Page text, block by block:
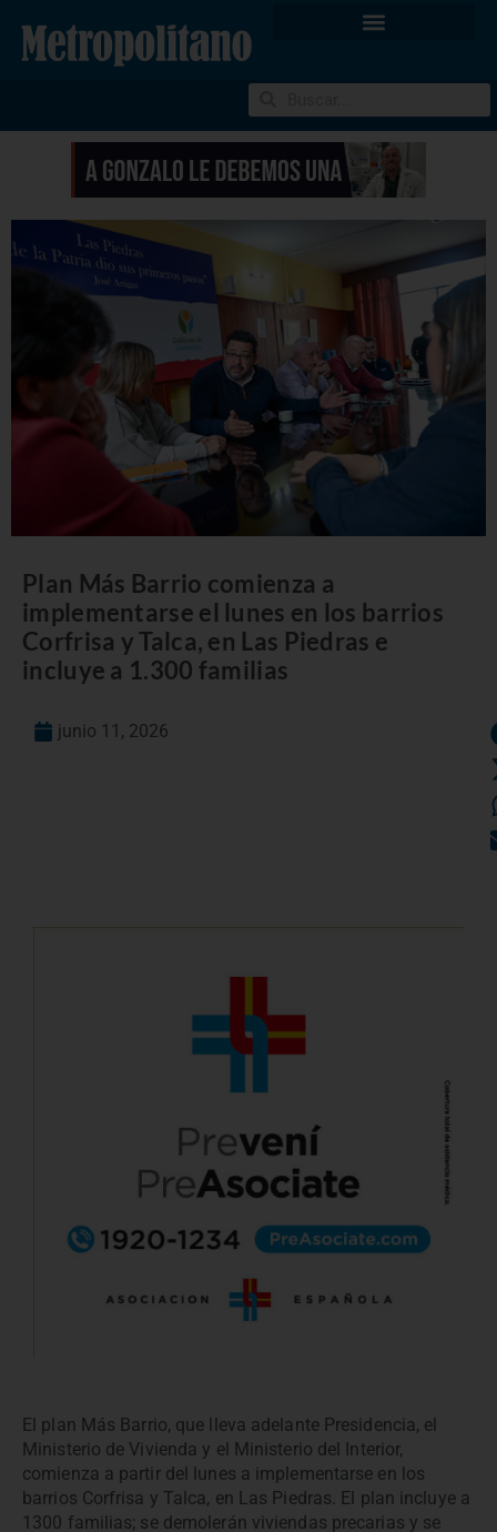
Plan Más Barrio comienza a
implementarse el lunes en los barrios
Corfrisa y Talca, en Las Piedras e
incluye a 1.300 familias
junio 11, 2026
El plan Más Barrio, que lleva adelante Presidencia, el
Ministerio de Vivienda y el Ministerio del Interior,
comienza a partir del lunes a implementarse en los
barrios Corfrisa y Talca, en Las Piedras. El plan incluye a
1300 familias; se demolerán viviendas precarias y se